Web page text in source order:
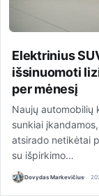
Elektrinius
išsinuomoti
per mėnesį
Naujų automobilių
sunkiai
atsirado netikėtai
su išpirkimo…
Dovydas Markevičius